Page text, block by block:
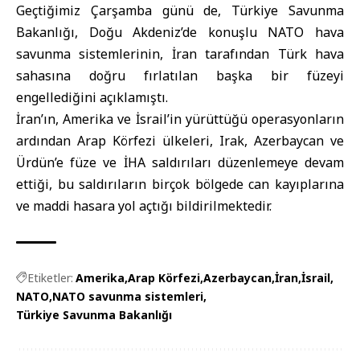
Geçtiğimiz Çarşamba günü de, Türkiye Savunma
Bakanlığı, Doğu Akdeniz’de konuşlu NATO hava
savunma sistemlerinin, İran tarafından Türk hava
sahasına doğru fırlatılan başka bir füzeyi
engellediğini açıklamıştı.
İran’ın, Amerika ve İsrail’in yürüttüğü operasyonların
ardından Arap Körfezi ülkeleri, Irak, Azerbaycan ve
Ürdün’e füze ve İHA saldırıları düzenlemeye devam
ettiği, bu saldırıların birçok bölgede can kayıplarına
ve maddi hasara yol açtığı bildirilmektedir.
Etiketler: Amerika Arap Körfezi Azerbaycan İran İsrail
NATO NATO savunma sistemleri
Türkiye Savunma Bakanlığı